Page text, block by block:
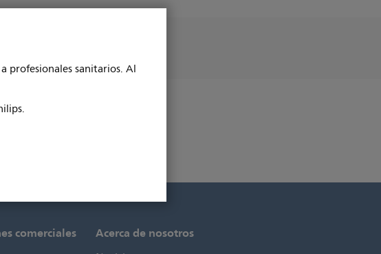
profesionales sanitarios. Al
comerciales Acerca de nosotros